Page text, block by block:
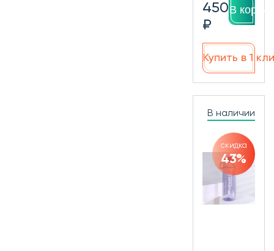
450
₽
В
Купить в 1
В наличии
скидка
43%